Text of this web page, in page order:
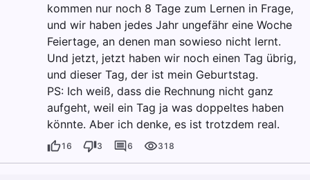
kommen nur noch 8 Tage zum Lernen in Frage,
und wir haben jedes Jahr ungefähr eine Woche
Feiertage, an denen man sowieso nicht lernt.
Und jetzt, jetzt haben wir noch einen Tag übrig,
und dieser Tag, der ist mein Geburtstag.
PS: Ich weiß, dass die Rechnung nicht ganz
aufgeht, weil ein Tag ja was doppeltes haben
könnte. Aber ich denke, es ist trotzdem real.
16 3 6 318